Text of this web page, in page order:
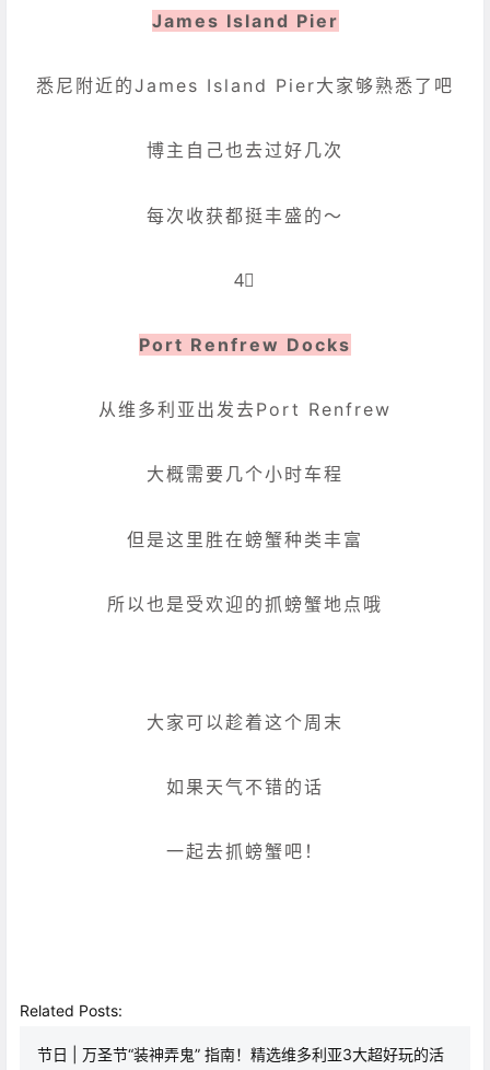
James Island Pier
悉尼附近的James Island Pier大家够熟悉了吧
博主自己也去过好几次
每次收获都挺丰盛的～
4⃣️
Port Renfrew Docks
从维多利亚出发去Port Renfrew
大概需要几个小时车程
但是这里胜在螃蟹种类丰富
所以也是受欢迎的抓螃蟹地点哦
大家可以趁着这个周末
如果天气不错的话
一起去抓螃蟹吧！
Related Posts:
节日 | 万圣节“装神弄鬼” 指南！精选维多利亚3大超好玩的活